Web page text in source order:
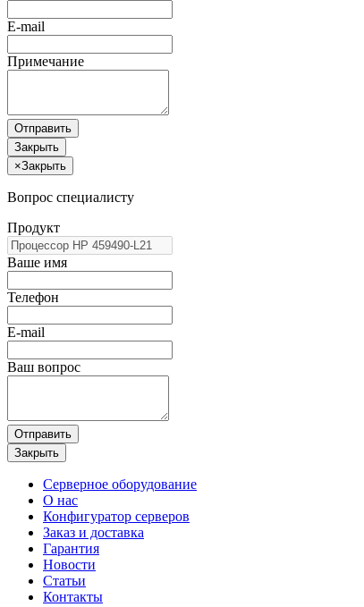
E-mail
Примечание
Отправить
Закрыть
×Закрыть
Вопрос специалисту
Продукт
Ваше имя
Телефон
E-mail
Ваш вопрос
Отправить
Закрыть
Серверное оборудование
О нас
Конфигуратор серверов
Заказ и доставка
Гарантия
Новости
Статьи
Контакты